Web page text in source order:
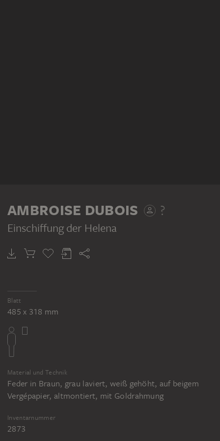
AMBROISE DUBOIS ?
Einschiffung der Helena
Blatt
485 x 318 mm
Material und Technik
Feder in Braun, grau laviert, weiß gehöht, auf beigem
Vergépapier, altmontiert, mit Goldrahmung
Inventarnummer
2873